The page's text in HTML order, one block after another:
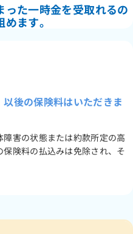
た一時金を受取れるの
ます。
後の保険料はいただきま
害の状態または約款所定の高
険料の払込みは免除され、そ